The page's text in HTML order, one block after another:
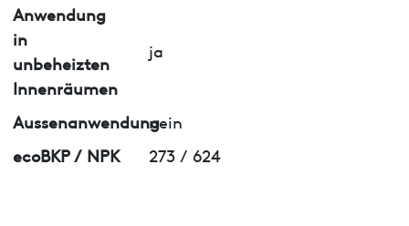
Anwendung
in
unbeheizten
Innenräumen
ja
Aussenanwendungnein
ecoBKP / NPK
273 / 624